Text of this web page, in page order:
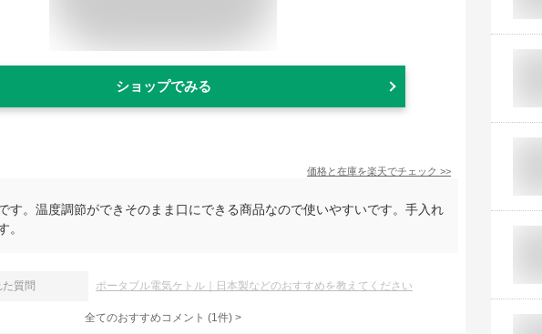
ショップでみる
価格と在庫を楽天でチェック >>
す。温度調節ができそのまま口にできる商品なので使いやすいです。手入れ
。
た質問 ポータブル電気ケトル｜日本製などのおすすめを教えてください
全てのおすすめコメント (1件) >